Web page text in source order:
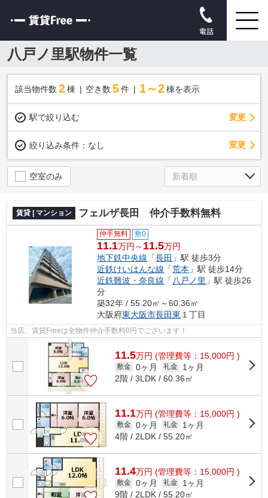
電話
八戸ノ里駅物件一覧
該当物件数 2棟 空き数 5 件 1～2 棟を表示
駅で絞り込む 変更
絞り込み条件： なし 変更
空室のみ
賃貸 | マンション フェルザ長田 仲介手数料無料
仲手無料 敷0
11.1万円～ 11.5万円
地下鉄中央線 「長田 」駅 徒歩3分
近鉄けいはんな線 「荒本 」駅 徒歩14分
近鉄難波・奈良線 「 八戸ノ里 」駅 徒歩26
分
築32年 / 55.20㎡～60.36㎡
大阪府東大阪市長田東 １丁目
当店、賃貸Freeは全物件仲介手数料0円でございます！
11.5万円 (管理費等：15,000円 )
敷金 0ヶ月 礼金
1ヶ月
2階 / 3LDK / 60.36㎡
11.1万円 (管理費等：15,000円 )
敷金 0ヶ月 礼金
1ヶ月
4階 / 2LDK / 55.20㎡
11.4万円 (管理費等：15,000円 )
敷金 0ヶ月 礼金
1ヶ月
9階 / 2LDK / 55.20㎡